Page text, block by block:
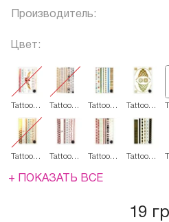
Производитель:
Цвет:
Tattoo
0001
Tattoo
0005
Tattoo
0010
Tattoo
0015
Tattoo
0026
Tattoo
0027
Tattoo
0028
Tattoo
+ ПОКАЗАТЬ ВСЕ
19